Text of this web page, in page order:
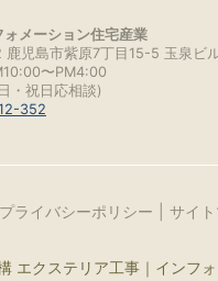
メーション住宅産業
児島市紫原7丁目15-5 玉泉ビ
〜PM4:00
・祝日応相談)
352
プライバシーポリシー サイ
エクステリア工事｜インフ